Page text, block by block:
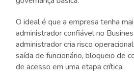
O ideal é que a empresa tenha
administrador confiável no
administrador cria risco
saída de funcionário, bloqueio de
de acesso em uma etapa crítica.